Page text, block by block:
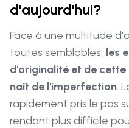
d'aujourd'hui?
Face à une multitude
toutes semblables, les
d'originalité et de
naît de l'imperfection.
rapidement pris le pas
rendant plus difficile